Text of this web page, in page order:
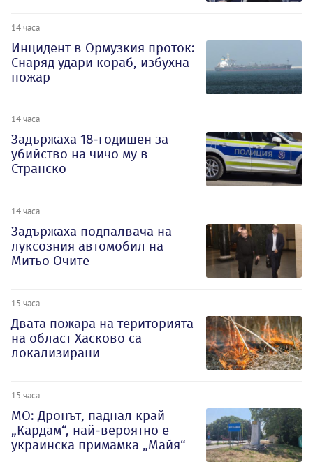
14 часа
Инцидент в Ормузкия проток:
Снаряд удари кораб, избухна
пожар
14 часа
Задържаха 18-годишен за
убийство на чичо му в
Странско
14 часа
Задържаха подпалвача на
луксозния автомобил на
Митьо Очите
15 часа
Двата пожара на територията
на област Хасково са
локализирани
15 часа
МО: Дронът, паднал край
„Кардам“, най-вероятно е
украинска примамка „Майя“